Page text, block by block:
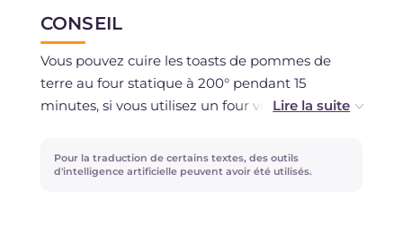
2 jours, toujours couverts de film plastique. Vous
pouvez les congeler avant ou après la cuisson.
CONSEIL
Vous pouvez cuire les toasts de pommes de
terre au four statique à 200° pendant 15
minutes, si vous utilisez un four ventilé, baissez
mozzarella, vous pouvez utiliser de la provola.
Pour la traduction de certains textes, des outils
d'intelligence artificielle peuvent avoir été utilisés.